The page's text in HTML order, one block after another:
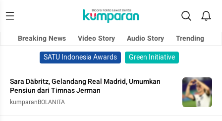
Breaking News Video Story Audio Story
Trending
SATU Indonesia Awards
Green Initiative
Sara Däbritz, Gelandang Real Madrid, Umumkan
Pensiun dari Timnas Jerman
kumparanBOLANITA